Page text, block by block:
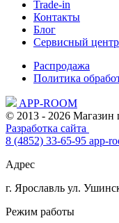
Trade-in
Контакты
Блог
Сервисный центр
Распродажа
Политика
APP-ROOM
© 2013 - 2026 Магазин
Разработка сайта
8 (4852) 33-65-95 app-
Адрес
г. Ярославль ул.
Режим работы